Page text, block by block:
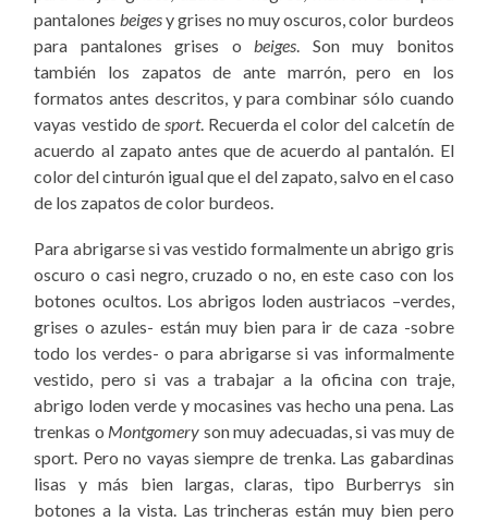
pantalones beigesy grises no muy oscuros, color burdeos
para pantalones grises obeiges. Son muy bonitos
también los zapatos de ante marrón, pero en los
formatos antes descritos, y para combinar sólo cuando
vayas vestido de sport. Recuerda el color del calcetín de
acuerdo al zapato antes que de acuerdo al pantalón. El
color del cinturón igual que el del zapato, salvo en el caso
de los zapatos de color burdeos.
Para abrigarse si vas vestido formalmente un abrigo gris
oscuro o casi negro, cruzado o no, en este caso con los
botones ocultos. Los abrigos loden austriacos –verdes,
grises o azules- están muy bien para ir de caza -sobre
todo los verdes- o para abrigarse si vas informalmente
vestido, pero si vas a trabajar a la oficina con traje,
abrigo loden verde y mocasines vas hecho una pena. Las
trenkas o Montgomery son muy adecuadas, si vas muy de
sport. Pero no vayas siempre de trenka. Las gabardinas
lisas y más bien largas, claras, tipo Burberrys sin
botones a la vista. Las trincheras están muy bien pero